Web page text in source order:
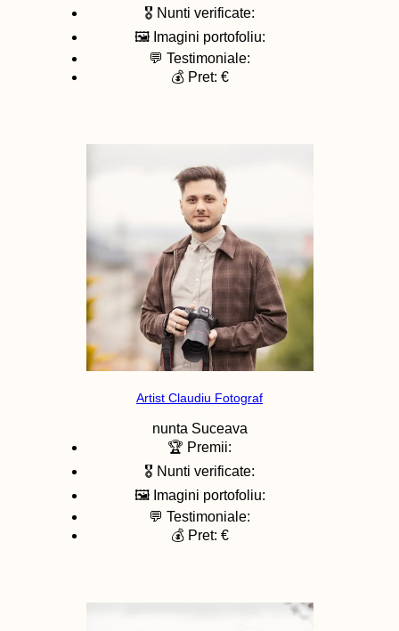
🎖️ Nunti verificate:
🖼️ Imagini portofoliu:
💬 Testimoniale:
💰 Pret: €
Artist Claudiu Fotograf
nunta Suceava
🏆 Premii:
🎖️ Nunti verificate:
🖼️ Imagini portofoliu:
💬 Testimoniale:
💰 Pret: €